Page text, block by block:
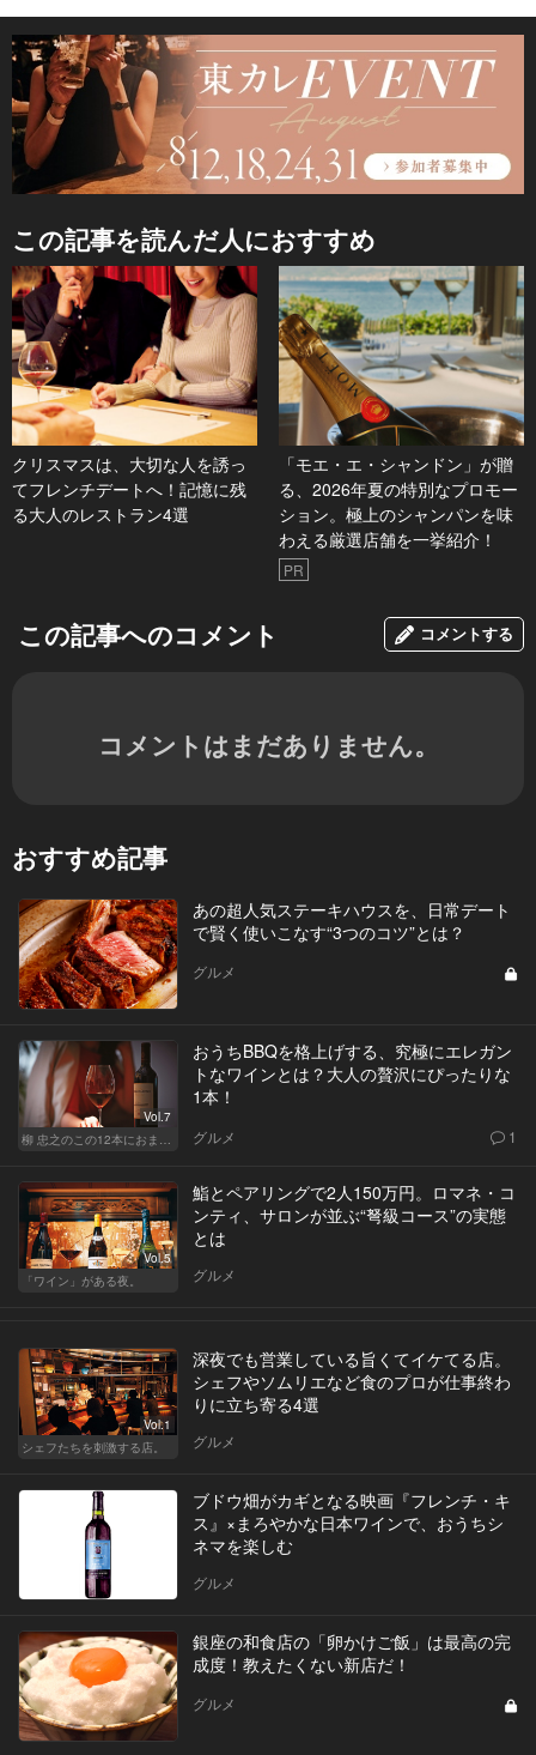
この記事を読んだ人におすすめ
クリスマスは、大切な人を誘っ
てフレンチデートへ！記憶に残
る大人のレストラン4選
「モエ・エ・シャンドン」が贈
る、2026年夏の特別なプロモー
ション。極上のシャンパンを味
わえる厳選店舗を一挙紹介！
PR
この記事へのコメント コメントする
コメントはまだありません。
おすすめ記事
あの超人気ステーキハウスを、日常デート
で賢く使いこなす“3つのコツ”とは？
グルメ
Vol.7
柳 忠之のこの12本におまかせ
おうちBBQを格上げする、究極にエレガン
トなワインとは？大人の贅沢にぴったりな
1本！
グルメ 1
Vol.5
「ワイン」がある夜。
鮨とペアリングで2人150万円。ロマネ・コ
ンティ、サロンが並ぶ“弩級コース”の実態
とは
グルメ
Vol.1
シェフたちを刺激する店。
深夜でも営業している旨くてイケてる店。
シェフやソムリエなど食のプロが仕事終わ
りに立ち寄る4選
グルメ
ブドウ畑がカギとなる映画『フレンチ・キ
ス』×まろやかな日本ワインで、おうちシ
ネマを楽しむ
グルメ
銀座の和食店の「卵かけご飯」は最高の完
成度！教えたくない新店だ！
グルメ